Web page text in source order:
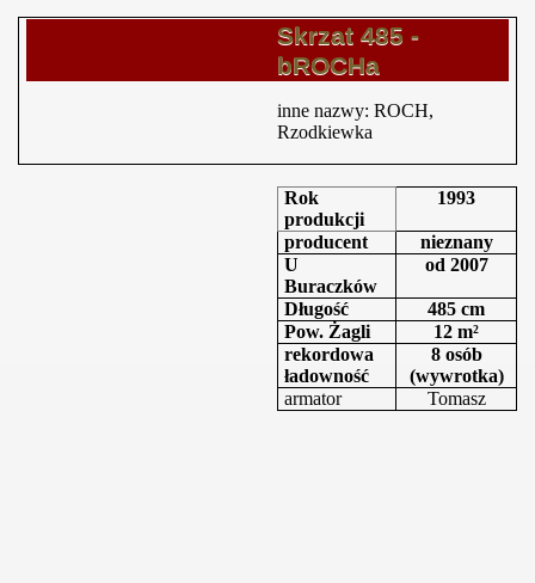
Skrzat 485 -
bROCHa
inne nazwy: ROCH,
Rzodkiewka
Rok
produkcji
1993
producent
nieznany
U
Buraczków
od 2007
Długość
485 cm
Pow. Żagli
12 m²
rekordowa
ładowność
8 osób
(wywrotka)
armator
Tomasz